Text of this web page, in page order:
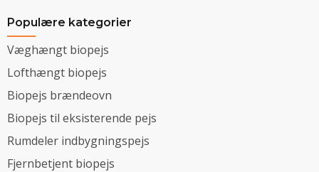
Populære kategorier
Væghængt biopejs
Lofthængt biopejs
Biopejs brændeovn
Biopejs til eksisterende pejs
Rumdeler indbygningspejs
Fjernbetjent biopejs